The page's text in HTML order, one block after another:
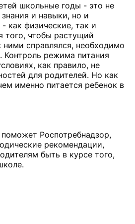
школьные годы - это не
и навыки, но и
как физические, так и
того, чтобы растущий
справлялся, необходимо
Контроль режима питания
как правило, не
для родителей. Но как
именно питается ребенок в
Роспотребнадзор,
рекомендации,
быть в курсе того,